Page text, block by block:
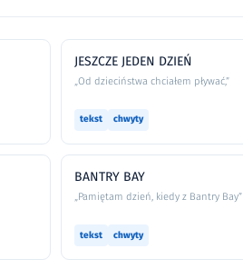
JESZCZE JEDEN DZIEŃ
„Od dzieciństwa chciałem pływać,”
tekst chwyty
BANTRY BAY
„Pamiętam dzień, kiedy z Bantry Bay”
tekst chwyty